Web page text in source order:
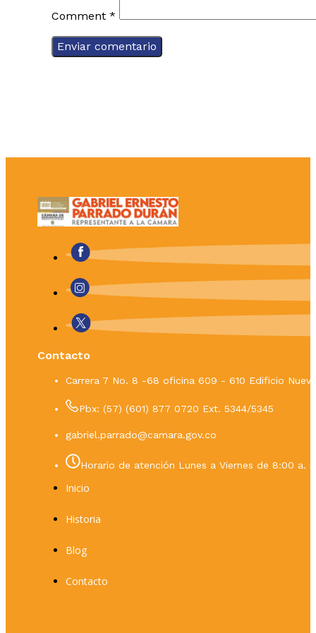
Comment *
Contacto
Carrera 7 No. 8 -68 oficina 609 - 610 Edificio
Pbx: (57) (601) 877 0720 Ext. 5344/5345
gabriel.parrado@camara.gov.co
Horario de atención Lunes a Viernes de 8:00 a.
Inicio
Historia
Blog
Contacto